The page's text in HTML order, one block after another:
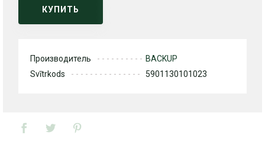
КУПИТЬ
Производитель
BACKUP
Svītrkods
5901130101023